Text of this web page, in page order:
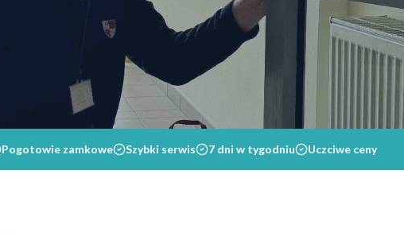
Pogotowie zamkowe Szybki serwis 7 dni w tygodniu Uczciwe ceny